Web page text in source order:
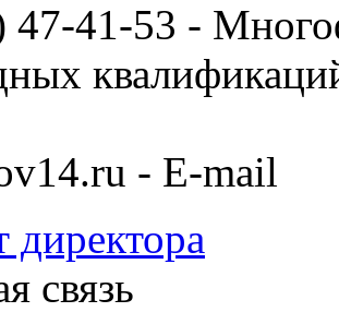
47-41-53 -
- E-mail
директора
связь